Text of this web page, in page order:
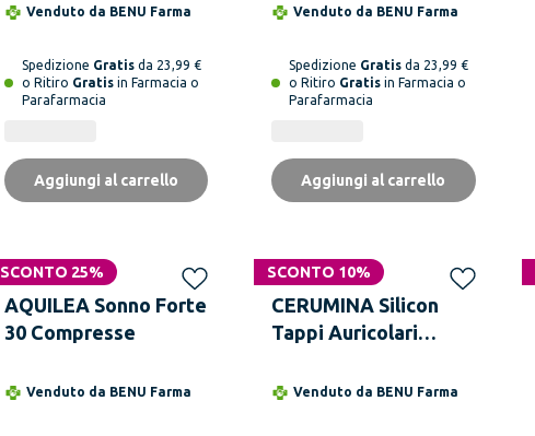
Venduto da BENU Farma
Spedizione Gratisda 23,99 €
o Ritiro Gratisin Farmacia o
Parafarmacia
Aggiungi al carrello
Venduto da BENU Farma
Spedizione Gratis da 23,99 €
o Ritiro Gratis in Farmacia o
Parafarmacia
Aggiungi al carrello
SCONTO 25%
AQUILEA Sonno Forte
30 Compresse
Venduto da BENU Farma
SCONTO 10%
CERUMINA Silicon
Tappi Auricolari
Venduto da BENU Farma